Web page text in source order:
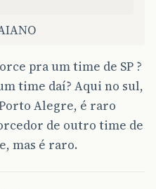
pra um time de SP ?
time daí? Aqui no sul,
Alegre, é raro
de outro time de
mas é raro.